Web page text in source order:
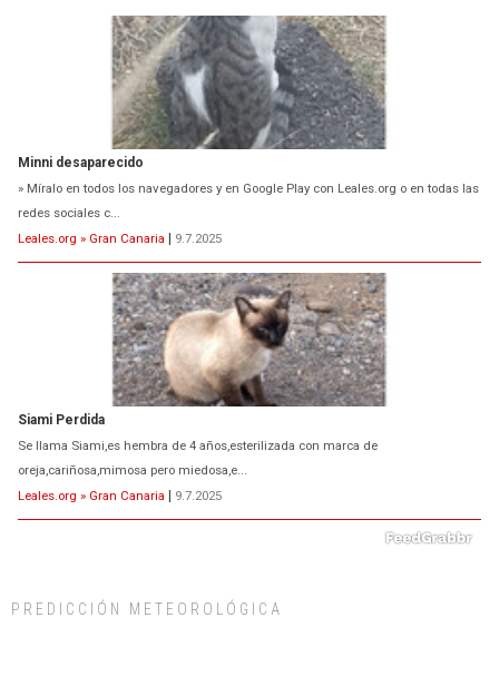
Minni desaparecido
» Míralo en todos los navegadores y en Google Play con Leales.org o en todas las
redes sociales c...
Leales.org » Gran Canaria
9.7.2025
Siami Perdida
Se llama Siami,es hembra de 4 años,esterilizada con marca de
oreja,cariñosa,mimosa pero miedosa,e...
Leales.org » Gran Canaria
9.7.2025
PREDICCIÓN METEOROLÓGICA